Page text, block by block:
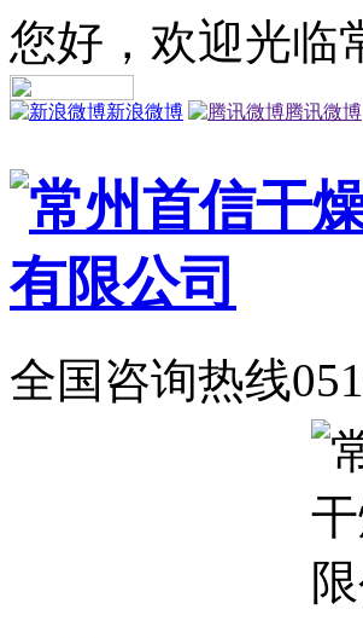
您好，欢迎光临
新浪微博 腾讯微博
全国咨询热线